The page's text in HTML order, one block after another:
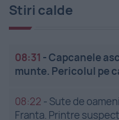
Stiri calde
08:31 -Capcanele
munte. Pericolul pe
08:22 - Sute de
Franța. Printre